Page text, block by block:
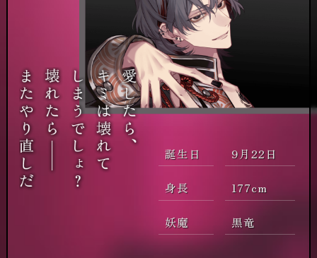
誕生日 9月22日
身長 177cm
妖魔 黒竜